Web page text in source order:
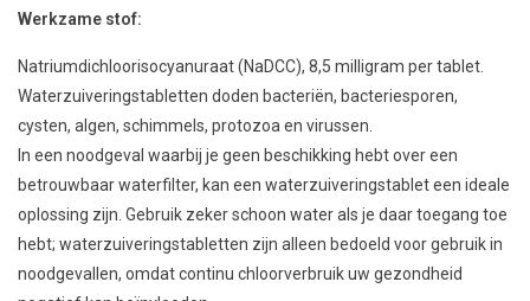
Werkzame stof:
Natriumdichloorisocyanuraat (NaDCC), 8,5 milligram per tablet.
Waterzuiveringstabletten doden bacteriën, bacteriesporen,
cysten, algen, schimmels, protozoa en virussen.
In een noodgeval waarbij je geen beschikking hebt over een
betrouwbaar waterfilter, kan een waterzuiveringstablet een ideale
oplossing zijn. Gebruik zeker schoon water als je daar toegang toe
hebt; waterzuiveringstabletten zijn alleen bedoeld voor gebruik in
noodgevallen, omdat continu chloorverbruik uw gezondheid